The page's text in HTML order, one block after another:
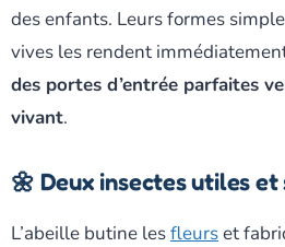
des enfants. Leurs formes
vives les rendent
des portes d’entrée parfaites
vivant.
🌼 Deux insectes utiles et
L’abeille butine lesfleurset